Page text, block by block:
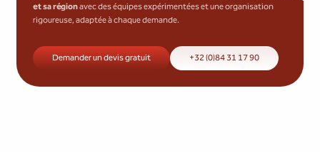
et sa régionavec des équipes expérimentées et une organisation
rigoureuse, adaptée à chaque demande.
Demander un devis gratuit +32 (0)84 31 17 90